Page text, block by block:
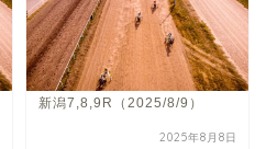
新潟7,8,9R（2025/8/9）
2025年8月8日